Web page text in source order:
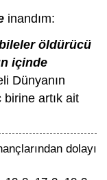
inandım:
öldürücü
içinde
Dünyanın
birine artık ait
dolayı